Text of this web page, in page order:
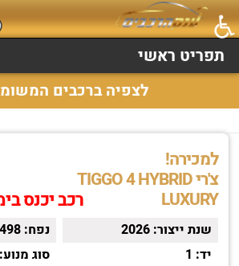
למכירה צ'רי TIGGO 4 HYBRID שנת 2026 התקשרו עכשיו 2369*
תפריט ראשי
לצפיה ברכבים
למכירה!
צ'רי TIGGO 4 HYBRID
LUXURY
רכב יכנס
שנת ייצור: 2026
יד: 1
נפח:
סוג מנוע: